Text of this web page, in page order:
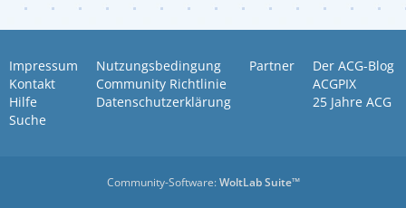
Impressum
Kontakt
Hilfe
Suche
Nutzungsbedingung
Community Richtlinie
Datenschutzerklärung
Partner
Der ACG-Blog
ACGPIX
25 Jahre ACG
Community-Software:WoltLab Suite™